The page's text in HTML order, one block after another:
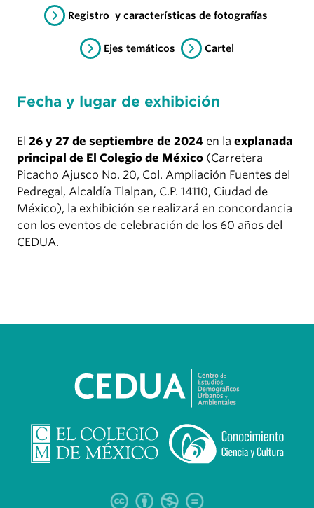
Registro y características de fotografías
Ejes temáticos Cartel
Fecha y lugar de exhibición
El 26 y 27 de septiembre de 2024 en la explanada
principal de El Colegio de México (Carretera
Picacho Ajusco No. 20, Col. Ampliación Fuentes del
Pedregal, Alcaldía Tlalpan, C.P. 14110, Ciudad de
México), la exhibición se realizará en concordancia
con los eventos de celebración de los 60 años del
CEDUA.